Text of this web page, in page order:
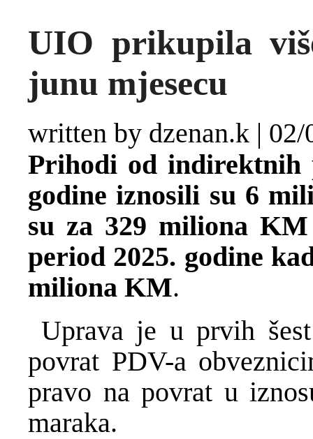
UIO prikupila
junu mjesecu
written by dzenan.k | 02/
Prihodi od indirektnih
godine iznosili su 6
su za 329 miliona
period 2025. godine
miliona KM.
Uprava je u prvih
povrat PDV-a
pravo na povrat u
maraka.